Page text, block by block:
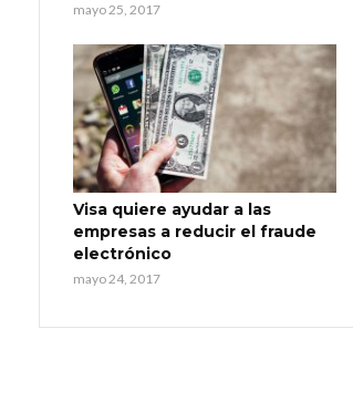
mayo 25, 2017
Visa quiere ayudar a las
empresas a reducir el fraude
electrónico
mayo 24, 2017